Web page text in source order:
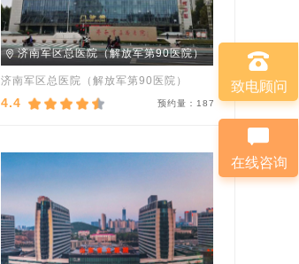
济南军区总医院（解放军第90医院）
济南军区总医院（解放军第90医院）
4.4 预约量： 187
致电顾问
在线咨询